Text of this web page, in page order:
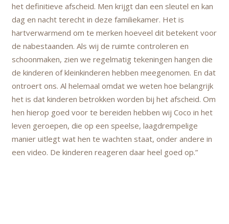
het definitieve afscheid. Men krijgt dan een sleutel en kan
dag en nacht terecht in deze familiekamer. Het is
hartverwarmend om te merken hoeveel dit betekent voor
de nabestaanden. Als wij de ruimte controleren en
schoonmaken, zien we regelmatig tekeningen hangen die
de kinderen of kleinkinderen hebben meegenomen. En dat
ontroert ons. Al helemaal omdat we weten hoe belangrijk
het is dat kinderen betrokken worden bij het afscheid. Om
hen hierop goed voor te bereiden hebben wij Coco in het
leven geroepen, die op een speelse, laagdrempelige
manier uitlegt wat hen te wachten staat, onder andere in
een video. De kinderen reageren daar heel goed op.”